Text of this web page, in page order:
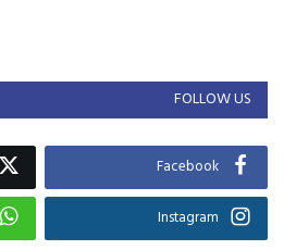
FOLLOW US
Facebook
Instagram